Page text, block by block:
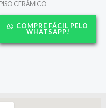
PISO CERÂMICO
COMPRE FÁCIL PELO
WHATSAPP!